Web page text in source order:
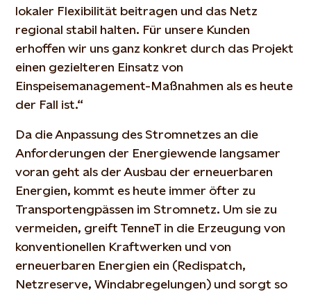
lokaler Flexibilität beitragen und das Netz
regional stabil halten. Für unsere Kunden
erhoffen wir uns ganz konkret durch das Projekt
einen gezielteren Einsatz von
Einspeisemanagement-Maßnahmen als es heute
der Fall ist.“
Da die Anpassung des Stromnetzes an die
Anforderungen der Energiewende langsamer
voran geht als der Ausbau der erneuerbaren
Energien, kommt es heute immer öfter zu
Transportengpässen im Stromnetz. Um sie zu
vermeiden, greift TenneT in die Erzeugung von
konventionellen Kraftwerken und von
erneuerbaren Energien ein (Redispatch,
Netzreserve, Windabregelungen) und sorgt so